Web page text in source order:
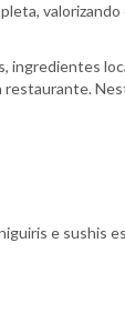
valorizando
ingredientes
restaurante.
e sushis